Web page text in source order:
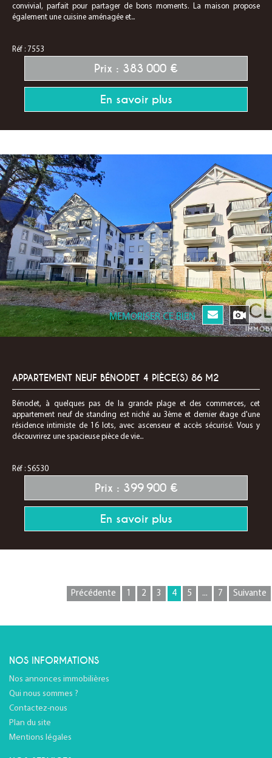
convivial, parfait pour partager de bons moments. La maison propose
également une cuisine aménagée et...
Réf : 7553
Prix : 383 000 €
En savoir plus
MEMORISER CE BIEN
APPARTEMENT NEUF BÉNODET 4 PIÈCE(S) 86 M2
Bénodet, à quelques pas de la grande plage et des commerces, cet
appartement neuf de standing est niché au 3ème et dernier étage d'une
résidence intimiste de 16 lots, avec ascenseur et accès sécurisé. Vous y
découvrirez une spacieuse pièce de vie...
Réf : S6530
Prix : 399 900 €
En savoir plus
Précédente 1 2 3 4 5 ... 7 Suivante
NOS INFORMATIONS
Nos annonces immobilières
Qui nous sommes ?
Contactez-nous
Plan du site
Mentions légales